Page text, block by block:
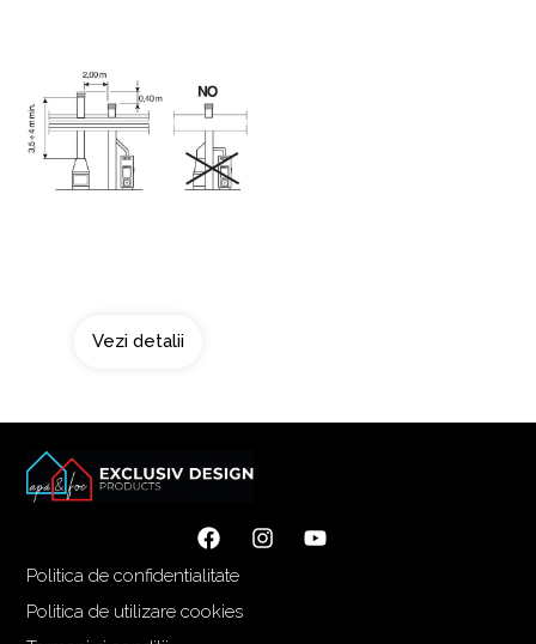
Vezi detalii
Politica de confidentialitate
Politica de utilizare cookies